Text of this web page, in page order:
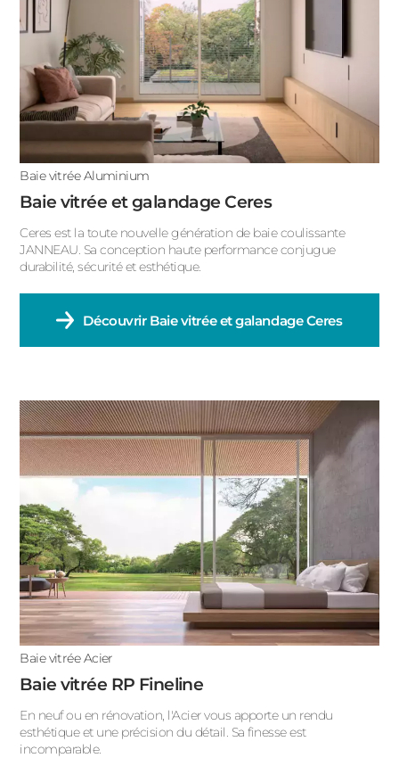
Baie vitrée d'angle
Baie vitrée fixe
Baie vitrée pliante
Grande baie vitrée
Baie vitrée Aluminium
Baie vitrée et galandage Ceres
Ceres est la toute nouvelle génération de baie coulissante
JANNEAU. Sa conception haute performance conjugue
durabilité, sécurité et esthétique.
Découvrir Baie vitrée et galandage Ceres
Baie vitrée Acier
Baie vitrée RP Fineline
En neuf ou en rénovation, l'Acier vous apporte un rendu
esthétique et une précision du détail. Sa finesse est
incomparable.